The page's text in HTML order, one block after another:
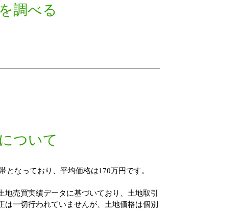
調べる
ついて
なっており、平均価格は170万円です。
売買実績データに基づいており、土地取引
一切行われていませんが、土地価格は個別